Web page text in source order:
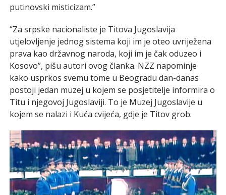
putinovski misticizam.”
“Za srpske nacionaliste je Titova Jugoslavija
utjelovljenje jednog sistema koji im je oteo uvriježena
prava kao državnog naroda, koji im je čak oduzeo i
Kosovo”, pišu autori ovog članka. NZZ napominje
kako usprkos svemu tome u Beogradu dan-danas
postoji jedan muzej u kojem se posjetitelje informira o
Titu i njegovoj Jugoslaviji. To je Muzej Jugoslavije u
kojem se nalazi i Kuća cvijeća, gdje je Titov grob.